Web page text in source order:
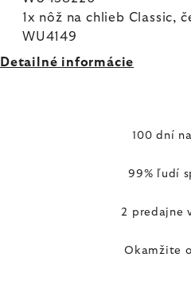
1x nôž na chlieb Classic,
WU4149
Detailné informácie
100 dní
99% ľudí
2 predajne
Okamžite